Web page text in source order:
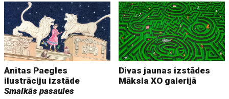
Anitas Paegles
ilustrāciju izstāde
Smalkās pasaules
Divas jaunas izstādes
Māksla XO galerijā